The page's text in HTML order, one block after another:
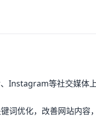
Instagram等社交媒体
词优化，改善网站内